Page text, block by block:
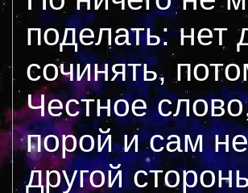
поделать: нет
сочинять,
Честное
порой и сам
другой